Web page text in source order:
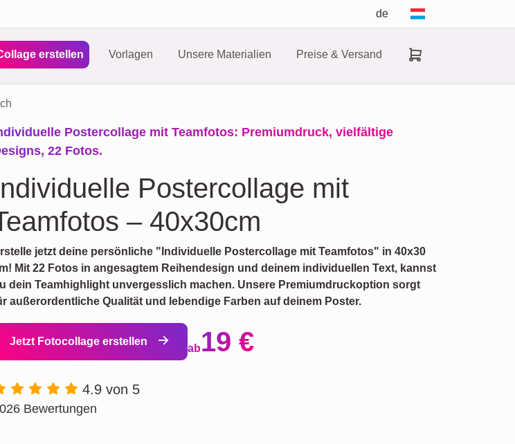
de
erstellen Vorlagen Unsere Materialien Preise & Versand
Postercollage mit Teamfotos: Premiumdruck, vielfältige
22 Fotos.
Postercollage mit
– 40x30cm
jetzt deine persönliche "Individuelle Postercollage mit Teamfotos" in 40x30
Mit 22 Fotos in angesagtem Reihendesign und deinem individuellen Text, kannst
dein Teamhighlight unvergesslich machen. Unsere Premiumdruckoption sorgt
außerordentliche Qualität und lebendige Farben auf deinem Poster.
Jetzt Fotocollage erstellen
ab19 €
4.9 von 5
Bewertungen